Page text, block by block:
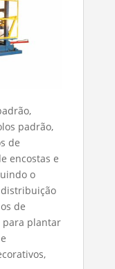
padrão,
de
encostas e
o
de
para plantar